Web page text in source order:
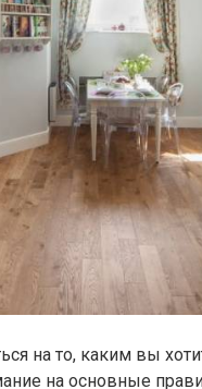
на то, каким вы
на основные